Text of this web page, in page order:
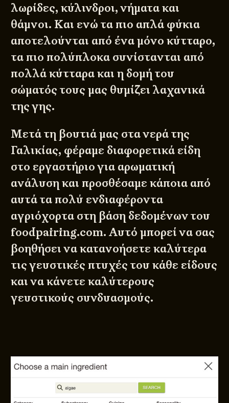
λωρίδες, κύλινδροι, νήματα και
θάμνοι. Και ενώ τα πιο απλά φύκια
αποτελούνται από ένα μόνο κύτταρο,
τα πιο πολύπλοκα συνίστανται από
πολλά κύτταρα και η δομή του
σώματός τους μας θυμίζει λαχανικά
της γης.
Μετά τη βουτιά μας στα νερά της
Γαλικίας, φέραμε διαφορετικά είδη
στο εργαστήριο για αρωματική
ανάλυση και προσθέσαμε κάποια από
αυτά τα πολύ ενδιαφέροντα
αγριόχορτα στη βάση δεδομένων του
foodpairing.com. Αυτό μπορεί να σας
βοηθήσει να κατανοήσετε καλύτερα
τις γευστικές πτυχές του κάθε είδους
και να κάνετε καλύτερους
γευστικούς συνδυασμούς.